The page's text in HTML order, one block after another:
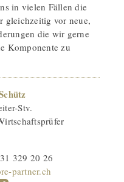
in vielen Fällen die
gleichzeitig vor neue,
die wir gerne
Komponente zu
Stv.
329 20 26
partner.ch